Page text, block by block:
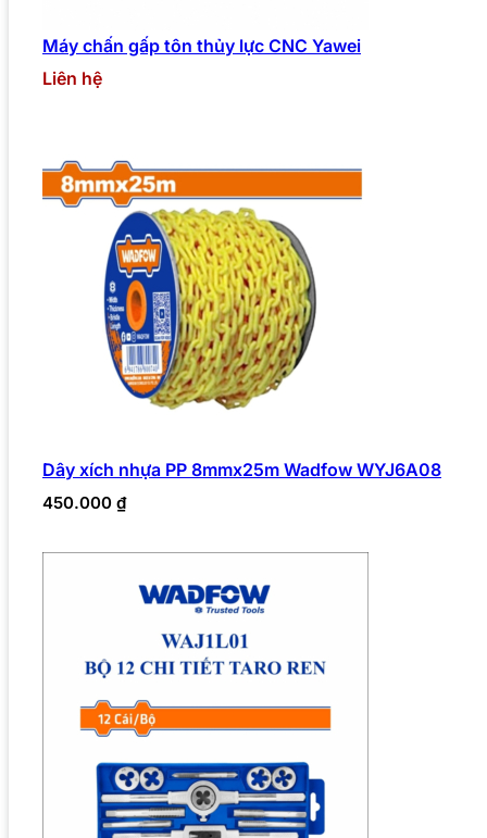
Máy chấn gấp tôn thủy lực CNC Yawei
Liên hệ
Dây xích nhựa PP 8mmx25m Wadfow WYJ6A08
450.000 ₫